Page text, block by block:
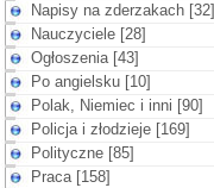
Napisy na zderzakach [32]
Nauczyciele [28]
Ogłoszenia [43]
Po angielsku [10]
Polak, Niemiec i inni [90]
Policja i złodzieje [169]
Polityczne [85]
Praca [158]